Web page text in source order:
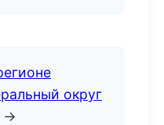
округ
→